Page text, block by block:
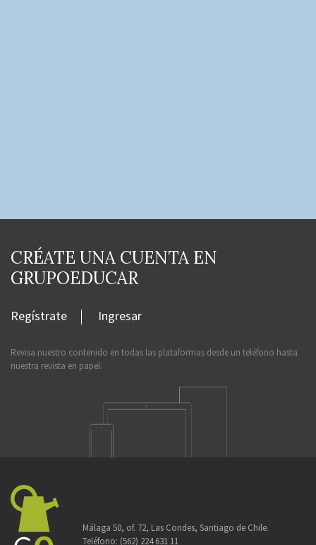
CRÉATE UNA CUENTA EN
GRUPOEDUCAR
Regístrate Ingresar
Revisa nuestro contenido en todas las plataformas desde un teléfono hasta
nuestra revista en papel.
Málaga 50, of. 72, Las Condes, Santiago de Chile.
Teléfono: (562) 224 631 11